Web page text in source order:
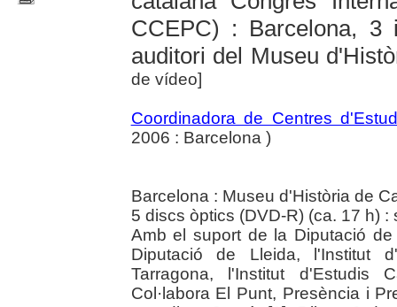
CCEPC) : Barcelona,
auditori del Museu
de vídeo]
Coordinadora de Centres
2006 : Barcelona )
Barcelona : Museu d'Història de
5 discs òptics (DVD-R) (ca. 17 h) :
Amb el suport de la Diputació
Diputació de Lleida, l'Institut
Tarragona, l'Institut
Col·labora El Punt, Presència i